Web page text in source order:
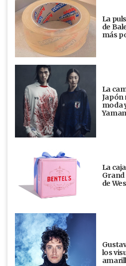
La
de
más
La
moda
La
Grand
de
los